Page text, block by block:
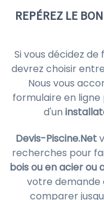
REPÉREZ LE
Si vous décidez de
devrez choisir
Nous vous
formulaire en
d'un
Devis-Piscine.Net
recherches pour
bois ou en acier ou
votre demande
comparer